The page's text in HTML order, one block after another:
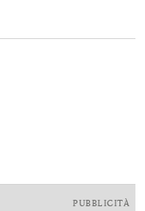
PUBBLICITÀ